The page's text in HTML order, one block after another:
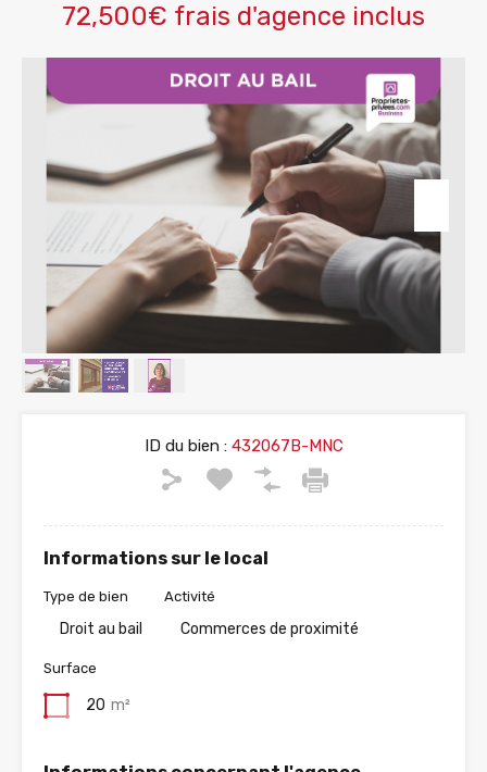
72,500€ frais d'agence inclus
ID du bien :432067B-MNC
Informations sur le local
Type de bien
Droit au bail
Activité
Commerces de proximité
Surface
20 m²